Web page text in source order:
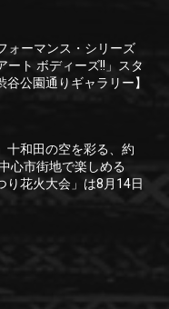
ォーマンス・シリーズ
ート ボディーズ!!」スタ
谷公園通りギャラリー】
十和田の空を彩る、約
心市街地で楽しめる
り花火大会」は8月14日